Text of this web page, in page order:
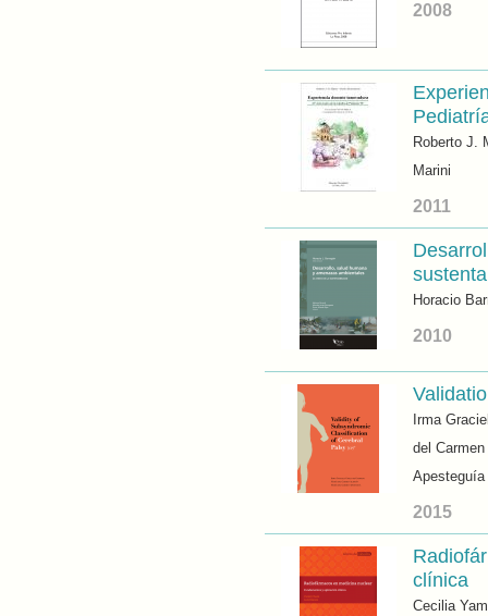
2008
Roberto J.
Marini
2011
Horacio
2010
Irma
del
Apesteguía
2015
clínica
Cecilia